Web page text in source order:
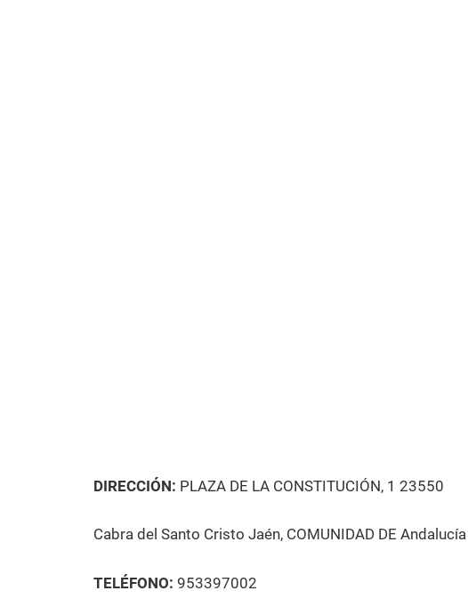
DIRECCIÓN: PLAZA DE LA CONSTITUCIÓN, 1 23550
Cabra del Santo Cristo Jaén, COMUNIDAD DE Andalucía
TELÉFONO: 953397002